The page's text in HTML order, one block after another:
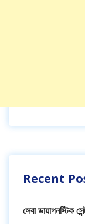
Recent
সেবা ডায়াগনস্টিক